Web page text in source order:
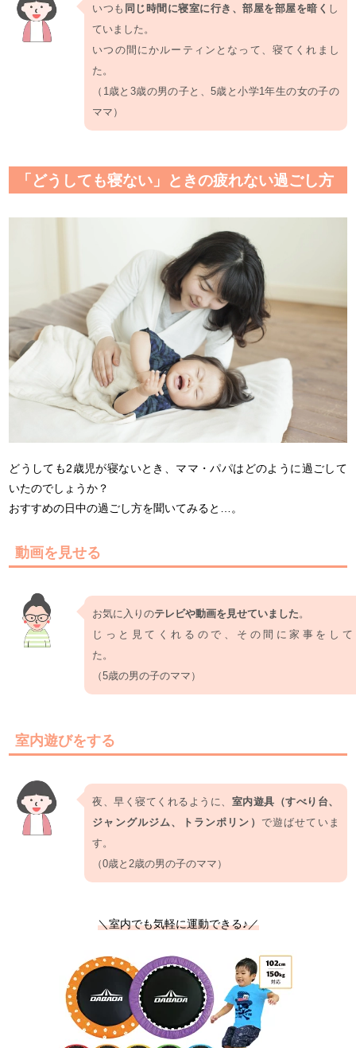
いつも 同じ時間に寝室に行き、部屋を部屋を暗く し
ていました。
いつの間にかルーティンとなって、寝てくれまし
た。
（1歳と3歳の男の子と、5歳と小学1年生の女の子の
ママ）
「どうしても寝ない」ときの疲れない過ごし方
どうしても2歳児が寝ないとき、ママ・パパはどのように過ごして
いたのでしょうか？
おすすめの日中の過ごし方を聞いてみると…。
動画を見せる
お気に入りのテレビや動画を見せていました。
じっと見てくれるので、その間に家事をして
た
（5歳の男の子のママ）
室内遊びをする
夜、早く寝てくれるように、 室内遊具（すべり台、
ジャングルジム、トランポリン） で遊ばせていま
す。
（0歳と2歳の男の子のママ）
＼室内でも気軽に運動できる♪／